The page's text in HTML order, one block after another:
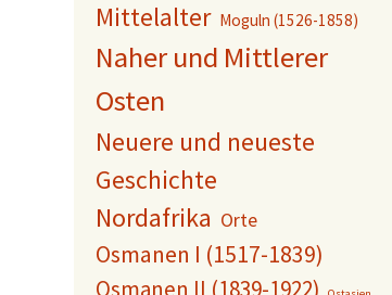
Mittelalter Moguln (1526-1858)
Naher und Mittlerer
Osten
Neuere und neueste
Geschichte
Nordafrika Orte
Osmanen I (1517-1839)
Osmanen II (1839-1922)